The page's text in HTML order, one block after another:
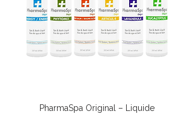
PharmaSpa Original – Liquide